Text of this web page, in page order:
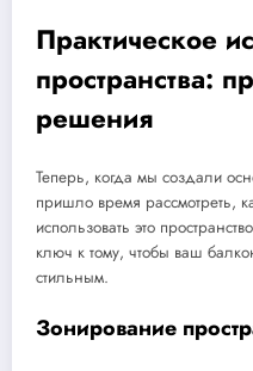
Практическое
пространства:
решения
Теперь, когда мы создали
пришло время рассмотреть,
использовать это
ключ к тому, чтобы ваш
стильным.
Зонирование